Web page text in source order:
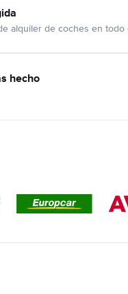
alquiler de coches en todo
hecho